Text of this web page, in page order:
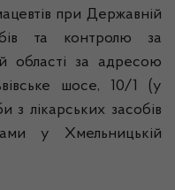
при Державній
та контролю за
області за адресою
шосе, 10/1 (у
з лікарських засобів
у Хмельницькій